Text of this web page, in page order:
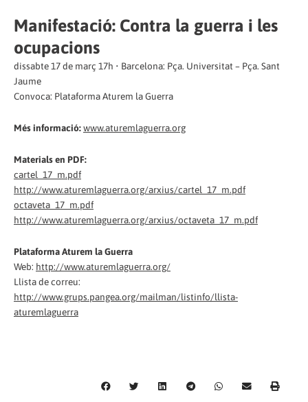
Manifestació: Contra la guerra i les
ocupacions
dissabte 17 de març 17h • Barcelona: Pça. Universitat – Pça. Sant
Jaume
Convoca: Plataforma Aturem la Guerra
Més informació:www.aturemlaguerra.org
Materials en PDF:
cartel_17_m.pdf
http://www.aturemlaguerra.org/arxius/cartel_17_m.pdf
octaveta_17_m.pdf
http://www.aturemlaguerra.org/arxius/octaveta_17_m.pdf
Plataforma Aturem la Guerra
Web: http://www.aturemlaguerra.org/
Llista de correu:
http://www.grups.pangea.org/mailman/listinfo/llista-
aturemlaguerra